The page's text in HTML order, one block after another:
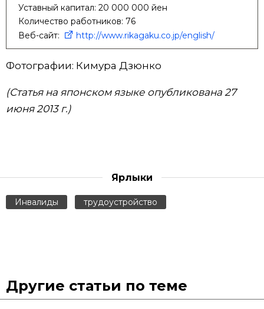
Уставный капитал: 20 000 000 йен
Количество работников: 76
Веб-сайт:
http://www.rikagaku.co.jp/english/
Фотографии: Кимура Дзюнко
(Статья на японском языке опубликована 27
июня 2013 г.)
Ярлыки
Инвалиды трудоустройство
Другие статьи по теме